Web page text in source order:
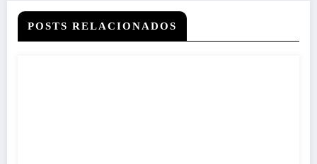
POSTS RELACIONADOS